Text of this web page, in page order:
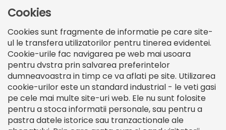
Cookies
Cookies sunt fragmente de informatie pe care site-
ul le transfera utilizatorilor pentru tinerea evidentei.
Cookie-urile fac navigarea pe web mai usoara
pentru dvstra prin salvarea preferintelor
dumneavoastra in timp ce va aflati pe site. Utilizarea
cookie-urilor este un standard industrial - le veti gasi
pe cele mai multe site-uri web. Ele nu sunt folosite
pentru a stoca informatii personale, sau pentru a
pastra datele istorice sau tranzactionale ale